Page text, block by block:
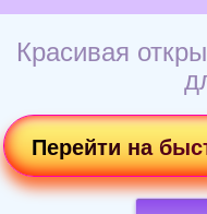
Красивая
Перейти на